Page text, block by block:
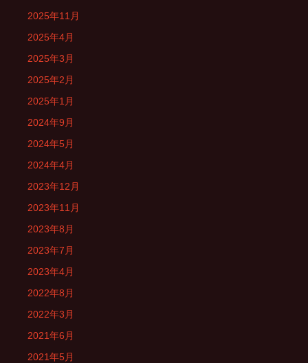
2025年11月
2025年4月
2025年3月
2025年2月
2025年1月
2024年9月
2024年5月
2024年4月
2023年12月
2023年11月
2023年8月
2023年7月
2023年4月
2022年8月
2022年3月
2021年6月
2021年5月